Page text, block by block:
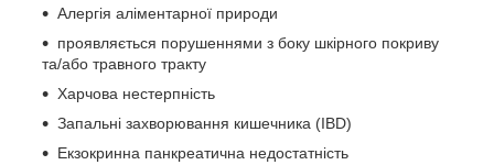
Алергія аліментарної природи
проявляється порушеннями з боку шкірного покриву
та/або травного тракту
Харчова нестерпність
Запальні захворювання кишечника (IBD)
Екзокринна панкреатична недостатність